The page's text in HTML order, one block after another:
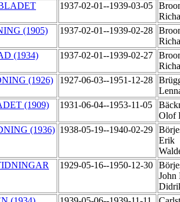
1937-02-01--1939-03-05
(1905)
1937-02-01--1939-02-28
(1934)
1937-02-01--1939-02-27
(1926)
1927-06-03--1951-12-28
(1909)
1931-06-04--1953-11-05
Olof
(1936) 1938-05-19--1940-02-29
Erik
1929-05-16--1950-12-30
John